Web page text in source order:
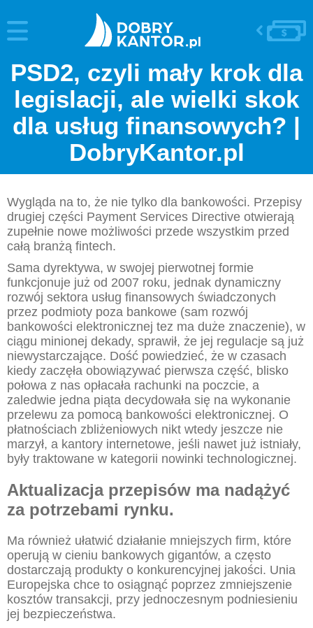
PSD2, czyli mały krok dla
legislacji, ale wielki skok
dla usług finansowych? |
DobryKantor.pl
Wygląda na to, że nie tylko dla bankowości. Przepisy
drugiej części Payment Services Directive otwierają
zupełnie nowe możliwości przede wszystkim przed
całą branżą fintech.
Sama dyrektywa, w swojej pierwotnej formie
funkcjonuje już od 2007 roku, jednak dynamiczny
rozwój sektora usług finansowych świadczonych
przez podmioty poza bankowe (sam rozwój
bankowości elektronicznej tez ma duże znaczenie), w
ciągu minionej dekady, sprawił, że jej regulacje są już
niewystarczające. Dość powiedzieć, że w czasach
kiedy zaczęła obowiązywać pierwsza część, blisko
połowa z nas opłacała rachunki na poczcie, a
zaledwie jedna piąta decydowała się na wykonanie
przelewu za pomocą bankowości elektronicznej. O
płatnościach zbliżeniowych nikt wtedy jeszcze nie
marzył, a kantory internetowe, jeśli nawet już istniały,
były traktowane w kategorii nowinki technologicznej.
Aktualizacja przepisów ma nadążyć
za potrzebami rynku.
Ma również ułatwić działanie mniejszych firm, które
operują w cieniu bankowych gigantów, a często
dostarczają produkty o konkurencyjnej jakości. Unia
Europejska chce to osiągnąć poprzez zmniejszenie
kosztów transakcji, przy jednoczesnym podniesieniu
jej bezpieczeństwa.